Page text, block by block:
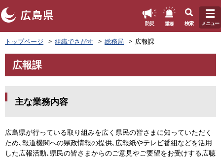
ペ
ー
ジ
先
防災 重要 検索 メニュー
トップページ 組織でさがす 総務局 広報課
文
広報課
主な業務内容
広島県が行っている取り組みを広く県民の皆さまに知っていただく
ため､報道機関への県政情報の提供､広報紙やテレビ番組などを活用
した広報活動､県民の皆さまからのご意見やご要望をお受けする広聴